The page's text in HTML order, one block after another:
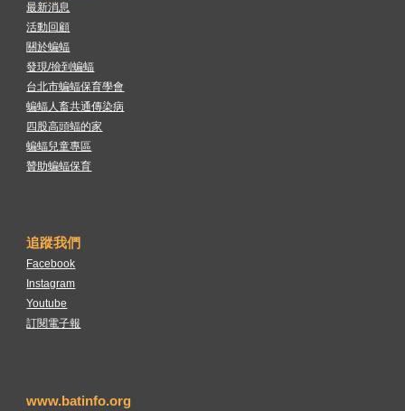
最新消息
活動回顧
關於蝙蝠
發現/撿到蝙蝠
台北市蝙蝠保育學會
蝙蝠人畜共通傳染病
四股高頭蝠的家
蝙蝠兒童專區
贊助蝙蝠保育
追蹤我們
Facebook
Instagram
Youtube
訂閱電子報
www.batinfo.org